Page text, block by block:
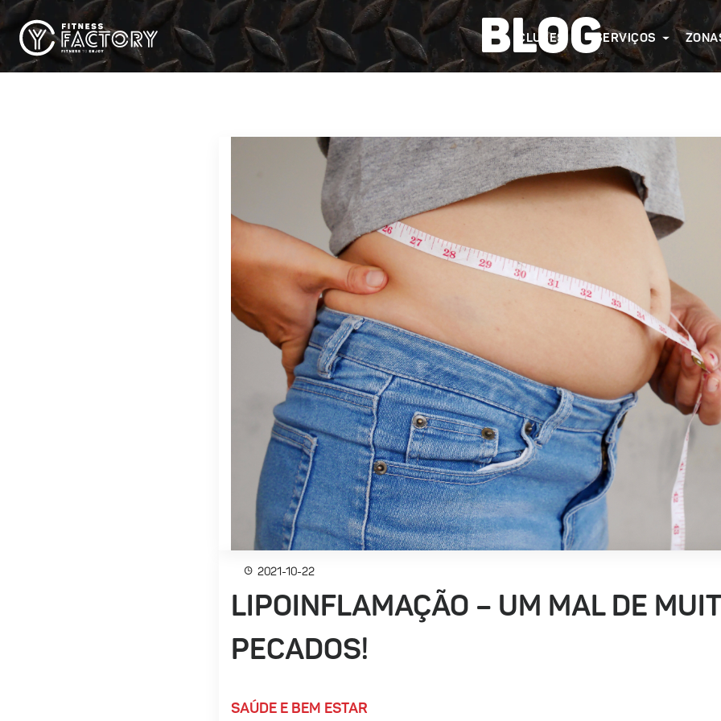
CLUBES SERVIÇOS
BLOG
2021-10-22
LIPOINFLAMAÇÃO – UM MAL DE
PECADOS!
SAÚDE E BEM ESTAR